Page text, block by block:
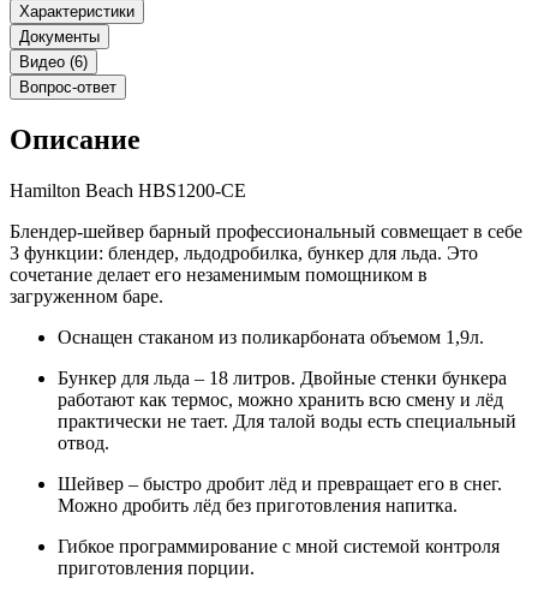
Характеристики
Документы
Видео (6)
Вопрос-ответ
Описание
Hamilton Beach HBS1200-CE
Блендер-шейвер барный профессиональный совмещает в себе
3 функции: блендер, льдодробилка, бункер для льда. Это
сочетание делает его незаменимым помощником в
загруженном баре.
Оснащен стаканом из поликарбоната объемом 1,9л.
Бункер для льда – 18 литров. Двойные стенки бункера
работают как термос, можно хранить всю смену и лёд
практически не тает. Для талой воды есть специальный
отвод.
Шейвер – быстро дробит лёд и превращает его в снег.
Можно дробить лёд без приготовления напитка.
Гибкое программирование с мной системой контроля
приготовления порции.